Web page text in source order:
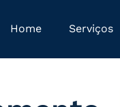
Home Serviços